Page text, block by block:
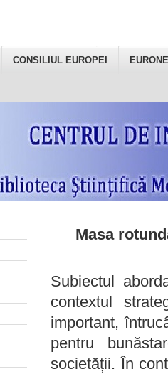
CONSILIUL EUROPEI
Masa
Subiectul
contextul
important,
pentru
societății. În